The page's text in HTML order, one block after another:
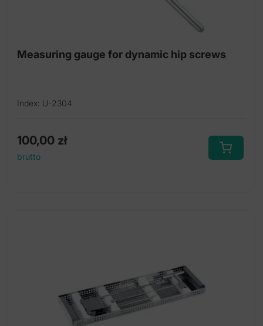
Measuring gauge for dynamic hip screws
Index: U-2304
100,00 zł
brutto